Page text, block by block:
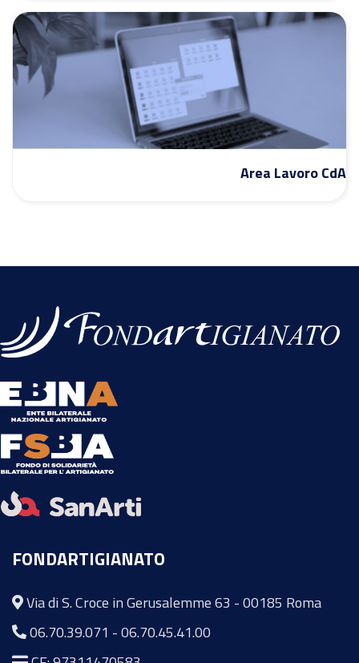
Area Lavoro CdA
FONDARTIGIANATO
Via di S. Croce in Gerusalemme 63 - 00185 Roma
06.70.39.071 -06.70.45.41.00